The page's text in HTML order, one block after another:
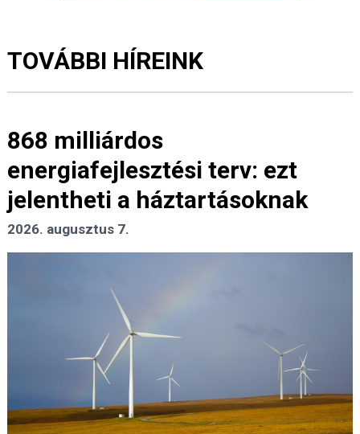
TOVÁBBI HÍREINK
868 milliárdos
energiafejlesztési terv: ezt
jelentheti a háztartásoknak
2026. augusztus 7.